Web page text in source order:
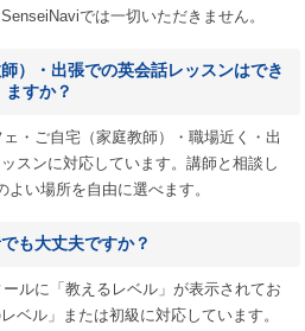
では一切いただきません。
）・出張での英会話レッスンはでき
ますか？
・ご自宅（家庭教師）・職場近く・出
スンに対応しています。講師と相談し
よい場所を自由に選べます。
も大丈夫ですか？
ルに「教えるレベル」が表示されてお
ベル」または初級に対応しています。